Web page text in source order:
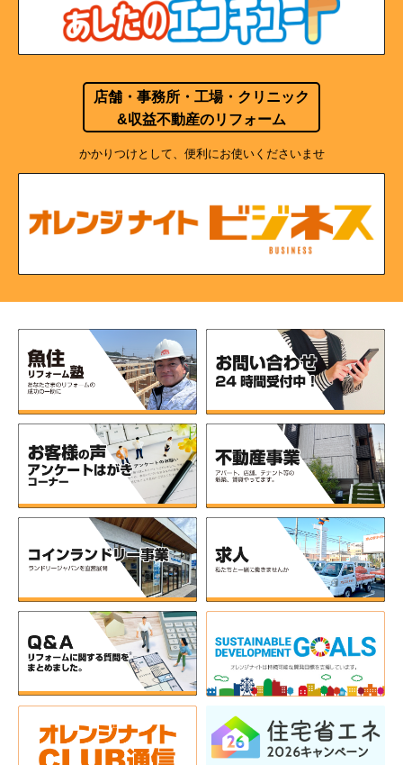
店舗・事務所・工場・クリニック
&収益不動産のリフォーム
かかりつけとして、便利にお使いくださいませ